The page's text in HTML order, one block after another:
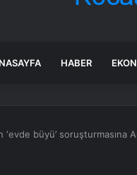
HABER
‘evde büyü’ soruşturmasına